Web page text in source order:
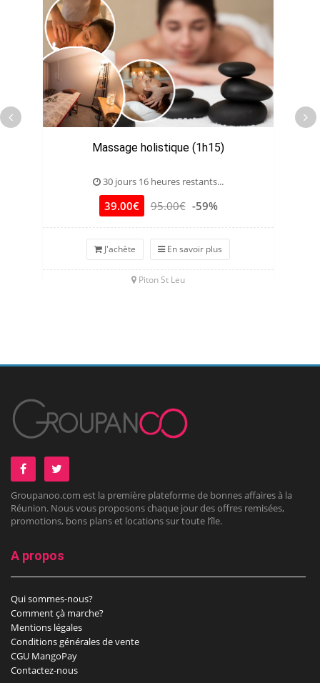
Massage holistique (1h15)
30 jours 16 heures restants...
39.00€ 95.00€ -59%
J'achète En savoir plus
Piton St Leu
Groupanoo.com est la première plateforme de bonnes affaires à la
Réunion. Nous vous proposons chaque jour des offres remisées,
promotions, bons plans et locations sur toute l’île.
A propos
Qui sommes-nous?
Comment çà marche?
Mentions légales
Conditions générales de vente
CGU MangoPay
Contactez-nous